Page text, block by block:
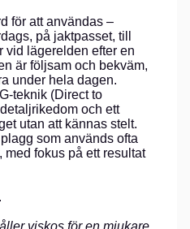
för att användas –
på jaktpasset, till
vid lägerelden efter en
är följsam och bekväm,
under hela dagen.
teknik (Direct to
och ett
utan att kännas stelt.
som används ofta
fokus på ett resultat
viskos för en mjukare